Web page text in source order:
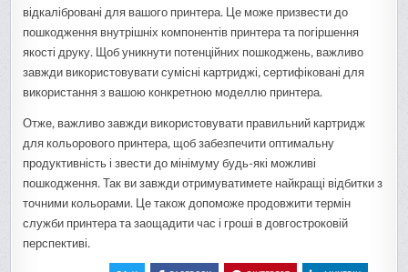
відкалібровані для вашого принтера. Це може призвести до
пошкодження внутрішніх компонентів принтера та погіршення
якості друку. Щоб уникнути потенційних пошкоджень, важливо
завжди використовувати сумісні картриджі, сертифіковані для
використання з вашою конкретною моделлю принтера.
Отже, важливо завжди використовувати правильний картридж
для кольорового принтера, щоб забезпечити оптимальну
продуктивність і звести до мінімуму будь-які можливі
пошкодження. Так ви завжди отримуватимете найкращі відбитки з
точними кольорами. Це також допоможе продовжити термін
служби принтера та заощадити час і гроші в довгостроковій
перспективі.